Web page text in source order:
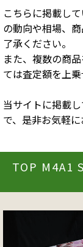
こちらに掲載し
の動向や相場、
了承ください。
また、複数の商
ては査定額を上
当サイトに掲載
で、是非お気軽
TOP M4A1